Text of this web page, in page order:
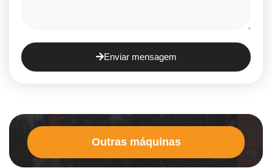
Enviar mensagem
Outras máquinas